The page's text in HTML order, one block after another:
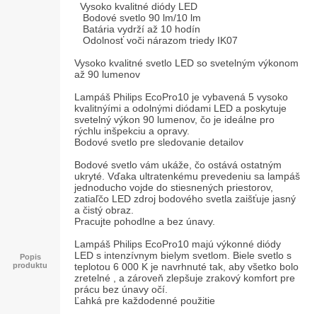
Popis
produktu
Vysoko kvalitné diódy LED
Bodové svetlo 90 lm/10 lm
Batária vydrží až 10 hodín
Odolnosť voči nárazom triedy IK07
Vysoko kvalitné svetlo LED so svetelným výkonom
až 90 lumenov
Lampáš Philips EcoPro10 je vybavená 5 vysoko
kvalitnýími a odolnými diódami LED a poskytuje
svetelný výkon 90 lumenov, čo je ideálne pro
rýchlu inšpekciu a opravy.
Bodové svetlo pre sledovanie detailov
Bodové svetlo vám ukáže, čo ostává ostatným
ukryté. Vďaka ultratenkému prevedeniu sa lampáš
jednoducho vojde do stiesnených priestorov,
zatiaľčo LED zdroj bodového svetla zaišťuje jasný
a čistý obraz.
Pracujte pohodlne a bez únavy.
Lampáš Philips EcoPro10 majú výkonné diódy
LED s intenzívnym bielym svetlom. Biele svetlo s
teplotou 6 000 K je navrhnuté tak, aby všetko bolo
zretelné , a zároveň zlepšuje zrakový komfort pre
prácu bez únavy očí.
Ľahká pre každodenné použitie